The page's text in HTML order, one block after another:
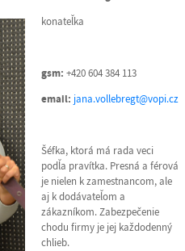
konateľka
gsm: +420 604 384 113
email: jana.vollebregt@vopi.cz
Šéfka, ktorá má rada veci
podľa pravítka. Presná a férová
je nielen k zamestnancom, ale
aj k dodávateľom a
zákazníkom. Zabezpečenie
chodu firmy je jej každodenný
chlieb.